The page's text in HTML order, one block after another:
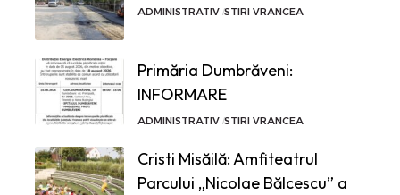
ADMINISTRATIV STIRI VRANCEA
Primăria Dumbrăveni:
INFORMARE
ADMINISTRATIV STIRI VRANCEA
Cristi Misăilă: Amfiteatrul
Parcului „Nicolae Bălcescu” a